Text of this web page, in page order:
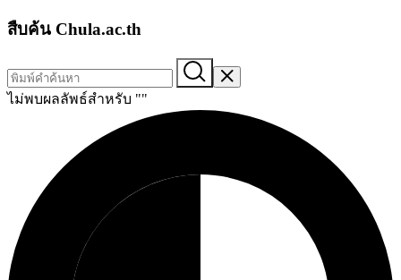
สืบค้น Chula.ac.th
ไม่พบผลลัพธ์สำหรับ ""